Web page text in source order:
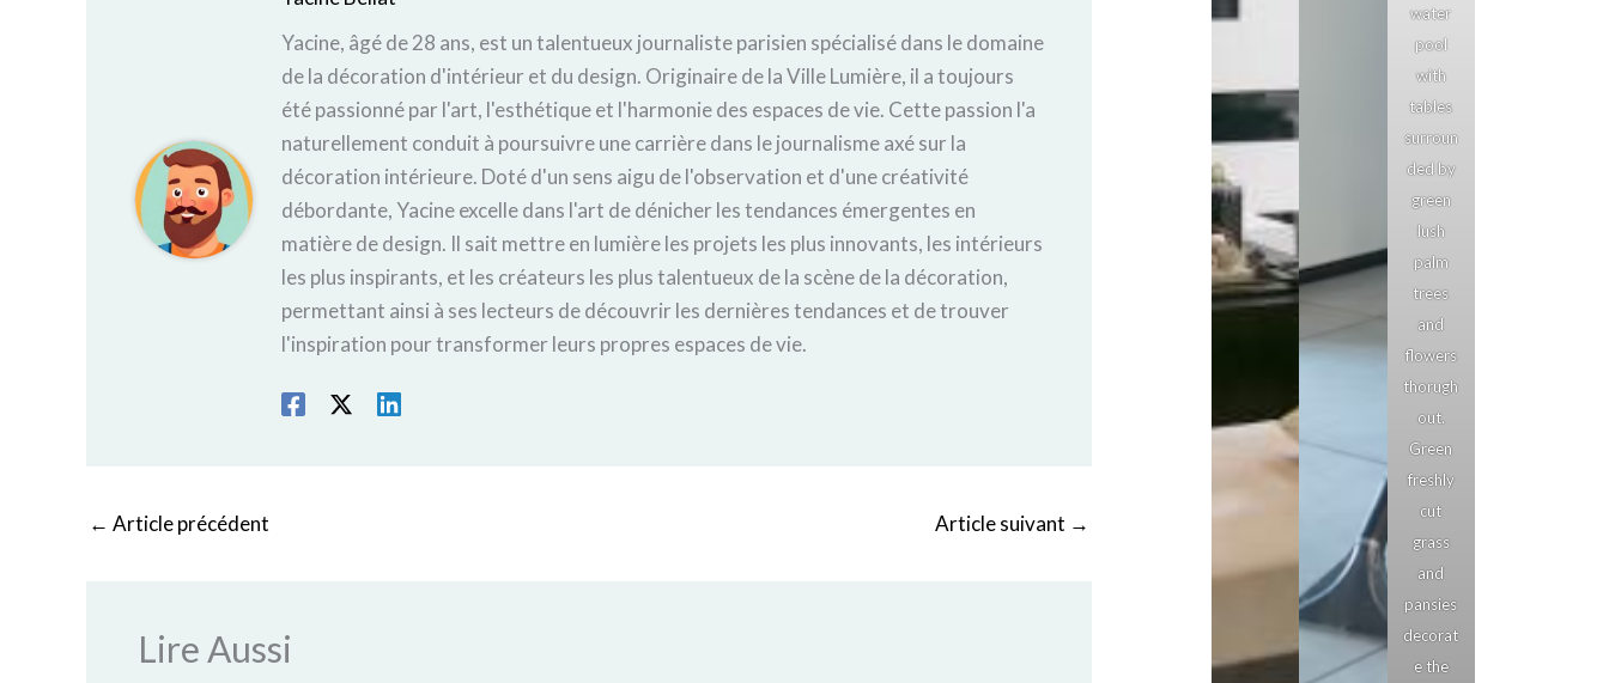
Yacine, âgé de 28 ans, est un talentueux journaliste parisien spécialisé dans le domaine
de la décoration d'intérieur et du design. Originaire de la Ville Lumière, il a toujours
été passionné par l'art, l'esthétique et l'harmonie des espaces de vie. Cette passion l'a
naturellement conduit à poursuivre une carrière dans le journalisme axé sur la
décoration intérieure. Doté d'un sens aigu de l'observation et d'une créativité
débordante, Yacine excelle dans l'art de dénicher les tendances émergentes en
matière de design. Il sait mettre en lumière les projets les plus innovants, les intérieurs
les plus inspirants, et les créateurs les plus talentueux de la scène de la décoration,
permettant ainsi à ses lecteurs de découvrir les dernières tendances et de trouver
l'inspiration pour transformer leurs propres espaces de vie.
← Article précédent Article suivant →
Lire Aussi
water
pool
with
tables
surroun
ded by
green
lush
palm
trees
and
flowers
thorugh
out.
Green
freshly
cut
grass
and
pansies
decorat
e the